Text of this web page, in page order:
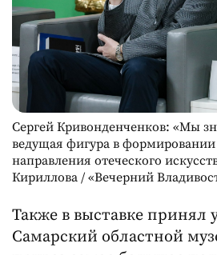
Сергей Кривонденченков: «Мы
ведущая фигура в формировании
направления отеческого
Кириллова / «Вечерний
Также в выставке принял
Самарский областной